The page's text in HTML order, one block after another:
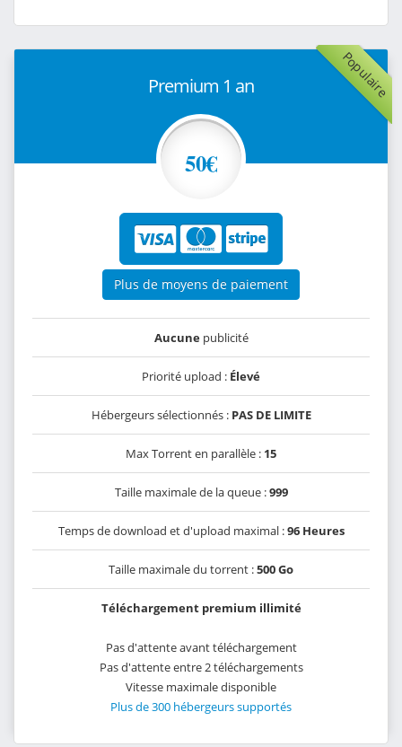
Populaire
Premium 1 an
50€
Plus de moyens de paiement
Aucunepublicité
Priorité upload : Élevé
Hébergeurs sélectionnés : PAS DE LIMITE
Max Torrent en parallèle : 15
Taille maximale de la queue :999
Temps de download et d'upload maximal :96 Heures
Taille maximale du torrent :500 Go
Téléchargement premium illimité
Pas d'attente avant téléchargement
Pas d'attente entre 2 téléchargements
Vitesse maximale disponible
Plus de 300 hébergeurs supportés